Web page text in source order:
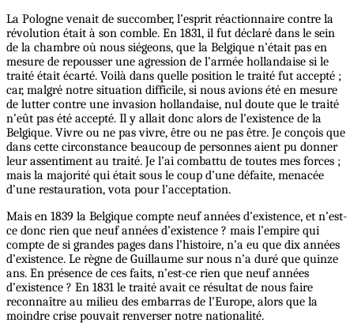
La Pologne venait de succomber, l’esprit réactionnaire contre la
révolution était à son comble. En 1831, il fut déclaré dans le sein
de la chambre où nous siégeons, que la Belgique n’était pas en
mesure de repousser une agression de l’armée hollandaise si le
traité était écarté. Voilà dans quelle position le traité fut accepté ;
car, malgré notre situation difficile, si nous avions été en mesure
de lutter contre une invasion hollandaise, nul doute que le traité
n’eût pas été accepté. Il y allait donc alors de l’existence de la
Belgique. Vivre ou ne pas vivre, être ou ne pas être. Je conçois que
dans cette circonstance beaucoup de personnes aient pu donner
leur assentiment au traité. Je l’ai combattu de toutes mes forces ;
mais la majorité qui était sous le coup d’une défaite, menacée
d’une restauration, vota pour l’acceptation.
Mais en 1839 la Belgique compte neuf années d’existence, et n’est-
ce donc rien que neuf années d’existence ? mais l’empire qui
compte de si grandes pages dans l’histoire, n’a eu que dix années
d’existence. Le règne de Guillaume sur nous n’a duré que quinze
ans. En présence de ces faits, n’est-ce rien que neuf années
d’existence ? En 1831 le traité avait ce résultat de nous faire
reconnaître au milieu des embarras de l’Europe, alors que la
moindre crise pouvait renverser notre nationalité.